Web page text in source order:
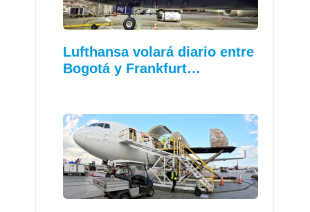
Lufthansa volará diario entre
Bogotá y Frankfurt…